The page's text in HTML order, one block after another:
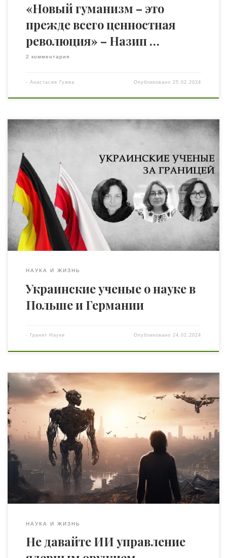
«Новый гуманизм – это
прежде всего ценностная
революция» – Назип …
2 комментария
- Анастасия Гужва Опубликовано25.02.2024
Делимся с вами впечатлениями украинских ученых,
которые сейчас находятся в других европейских
странах, относительно различий в устройстве института
науки и работы их иностранных коллег. Статью также
можно прочитать на украинском языке Наталья
Доброер — доцент кафедры культурологии и
философии культуры Национального университета
«Одесская политехника». С 2022 г. стипендиат Польской
Академии […]
НАУКА И ЖИЗНЬ
Украинские ученые о науке в
Польше и Германии
- Гранит Науки Опубликовано24.02.2024
Недавно ученые из Стэнфордского университета и ряда
других научных институтов США исследовали, как
нейросети на основе языковых моделей поведут себя
при принятии геополитических решений. Пишет
издание Futurism со ссылкой на научную статью ученых.
В исследовании использовались языковые модели на
основе GPT-4, GPT-3.5, Claude 2 и Llama 2. Согласно
эксперименту, в […]
НАУКА И ЖИЗНЬ
Не давайте ИИ управление